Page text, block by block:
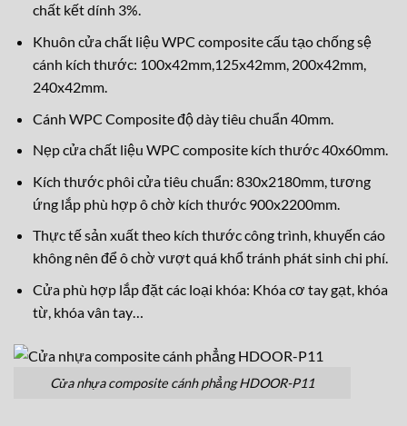
chất kết dính 3%.
Khuôn cửa chất liệu WPC composite cấu tạo chống sệ
cánh kích thước: 100x42mm,125x42mm, 200x42mm,
240x42mm.
Cánh WPC Composite độ dày tiêu chuẩn 40mm.
Nẹp cửa chất liệu WPC composite kích thước 40x60mm.
Kích thước phôi cửa tiêu chuẩn: 830x2180mm, tương
ứng lắp phù hợp ô chờ kích thước 900x2200mm.
Thực tế sản xuất theo kích thước công trình, khuyến cáo
không nên để ô chờ vượt quá khổ tránh phát sinh chi phí.
Cửa phù hợp lắp đặt các loại khóa: Khóa cơ tay gạt, khóa
từ, khóa vân tay…
Cửa nhựa composite cánh phẳng HDOOR-P11